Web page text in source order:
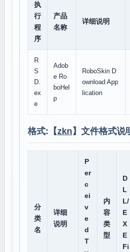
执
行
程
序
产品
名称
详细说明
R
S
D.
ex
e
Adob
e Ro
boHel
p
RoboSkin D
ownload App
lication
格式:【zkn 】文件格式说
分
类
名
详细
说明
P
er
c
ei
v
e
d
T
内
容
类
型
D
L
L/
E
X
E
Fi